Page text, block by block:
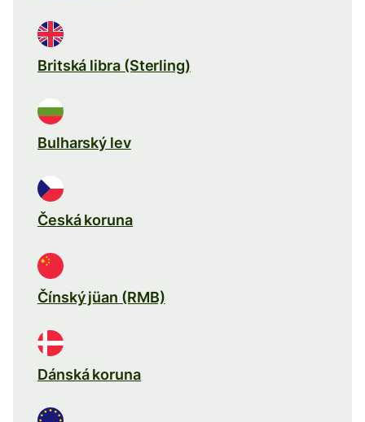
Britská libra (Sterling)
Bulharský lev
Česká koruna
Čínský jüan (RMB)
Dánská koruna